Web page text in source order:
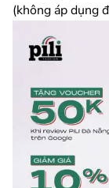
(không áp dụng